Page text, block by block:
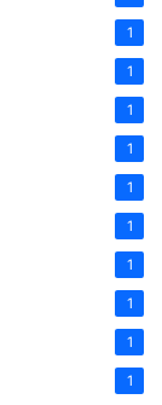
1
1
1
1
1
1
1
1
1
1